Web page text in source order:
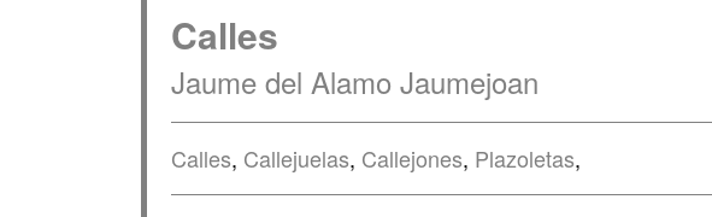
Calles
Jaume del Alamo Jaumejoan
Calles, Callejuelas, Callejones, Plazoletas,